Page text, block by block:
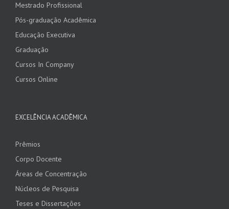
Mestrado Profissional
Pós-graduação Acadêmica
Educação Executiva
Graduação
Cursos In Company
Cursos Online
EXCELÊNCIA ACADÊMICA
Prêmios
Corpo Docente
Áreas de Concentração
Núcleos de Pesquisa
Teses e Dissertações